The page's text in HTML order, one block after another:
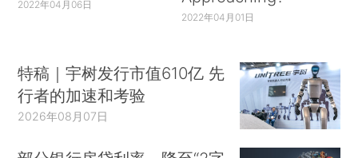
2022年04月06日
2022年04月01日
特稿｜宇树发行市值610亿 先
行者的加速和考验
2026年08月07日